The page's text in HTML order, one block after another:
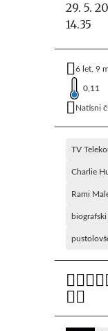
29. 5.
14.35
6 let, 9
0,11
Natisni
TV
Charlie
Rami